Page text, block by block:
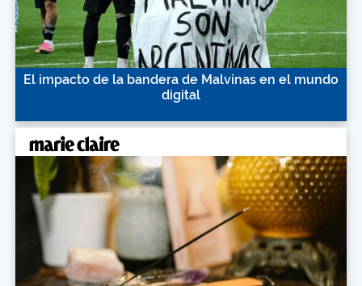
El impacto de la bandera de Malvinas en el mundo
digital